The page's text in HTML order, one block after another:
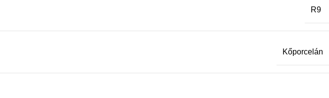
R9
Kőporcelán